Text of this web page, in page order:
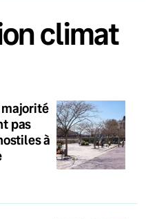
climat
pas
à